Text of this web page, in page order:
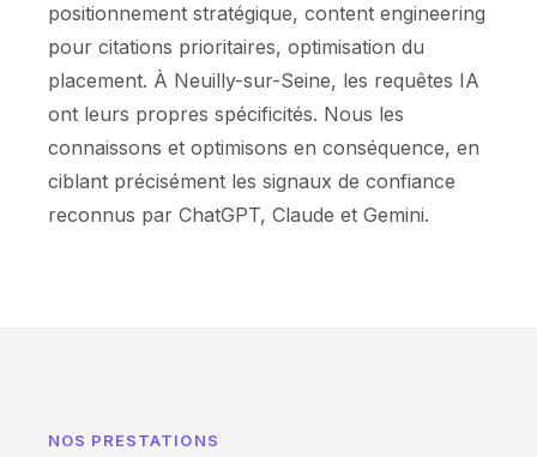
positionnement stratégique, content engineering
pour citations prioritaires, optimisation du
placement. À Neuilly-sur-Seine, les requêtes IA
ont leurs propres spécificités. Nous les
connaissons et optimisons en conséquence, en
ciblant précisément les signaux de confiance
reconnus par ChatGPT, Claude et Gemini.
NOS PRESTATIONS